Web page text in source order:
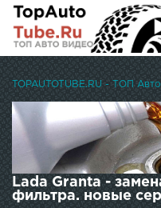
Lada Granta -
фильтра. новые